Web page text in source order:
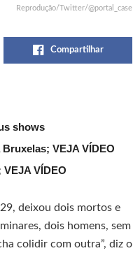
Reprodução/Twitter/@portal_case
Compartilhar
shows
VEJA VÍDEO
VÍDEO
deixou dois mortos e
dois homens, sem
colidir com outra”, diz o